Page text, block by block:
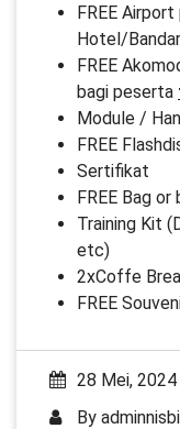
FREE
Hotel/
FREE
bagi peserta
Module /
FREE
Sertifikat
FREE Bag
Training Kit
etc)
2xCoffe
FREE
28 Mei, 2024
By